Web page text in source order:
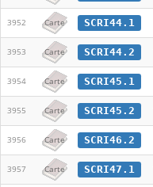
3952 Carte SCRI44.1
3953 Carte SCRI44.2
3954 Carte SCRI45.1
3955 Carte SCRI45.2
3956 Carte SCRI46.2
3957 Carte SCRI47.1